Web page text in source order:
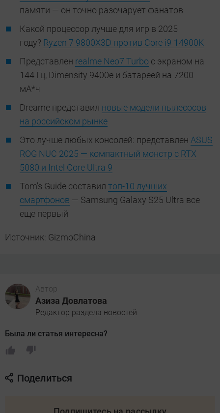
памяти — он точно разочарует фанатов
Какой процессор лучше для игр в 2025
году? Ryzen 7 9800X3D против Core i9-14900K
Представлен realme Neo7 Turbo с экраном на
144 Гц, Dimensity 9400e и батареей на 7200
мА*ч
Dreame представил новые модели пылесосов
на российском рынке
Это лучше любых консолей: представлен ASUS
ROG NUC 2025 — компактный монстр с RTX
5080 и Intel Core Ultra 9
Tom's Guide составил топ-10 лучших
смартфонов — Samsung Galaxy S25 Ultra все
еще первый
Источник: GizmoChina
Автор
Азиза Довлатова
Редактор раздела новостей
Была ли статья интересна?
Поделиться